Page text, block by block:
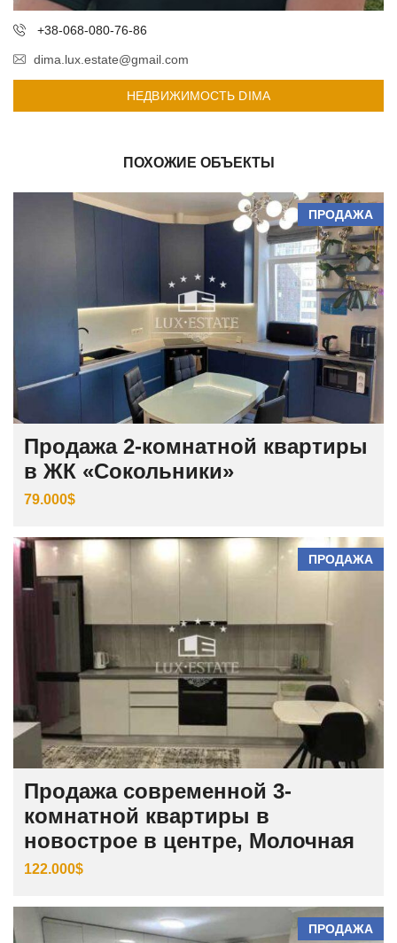
+38-068-080-76-86
dima.lux.estate@gmail.com
НЕДВИЖИМОСТЬ DIMA
ПОХОЖИЕ ОБЪЕКТЫ
ПРОДАЖА
Продажа 2-комнатной квартиры
в ЖК «Сокольники»
79.000$
ПРОДАЖА
Продажа современной 3-
комнатной квартиры в
новострое в центре, Молочная
122.000$
ПРОДАЖА